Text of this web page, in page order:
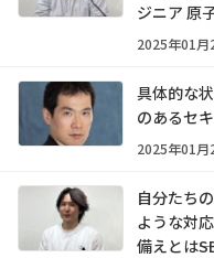
ジニア 原
2025年01
具体的な
のあるセ
2025年01
自分たち
ような対
備えとは